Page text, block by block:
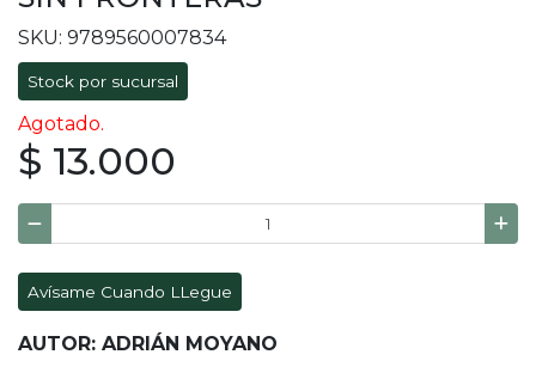
SKU: 9789560007834
Stock por sucursal
Agotado.
$ 13.000
Avísame Cuando LLegue
AUTOR: ADRIÁN MOYANO